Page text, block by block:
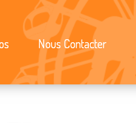
Nous Contacter